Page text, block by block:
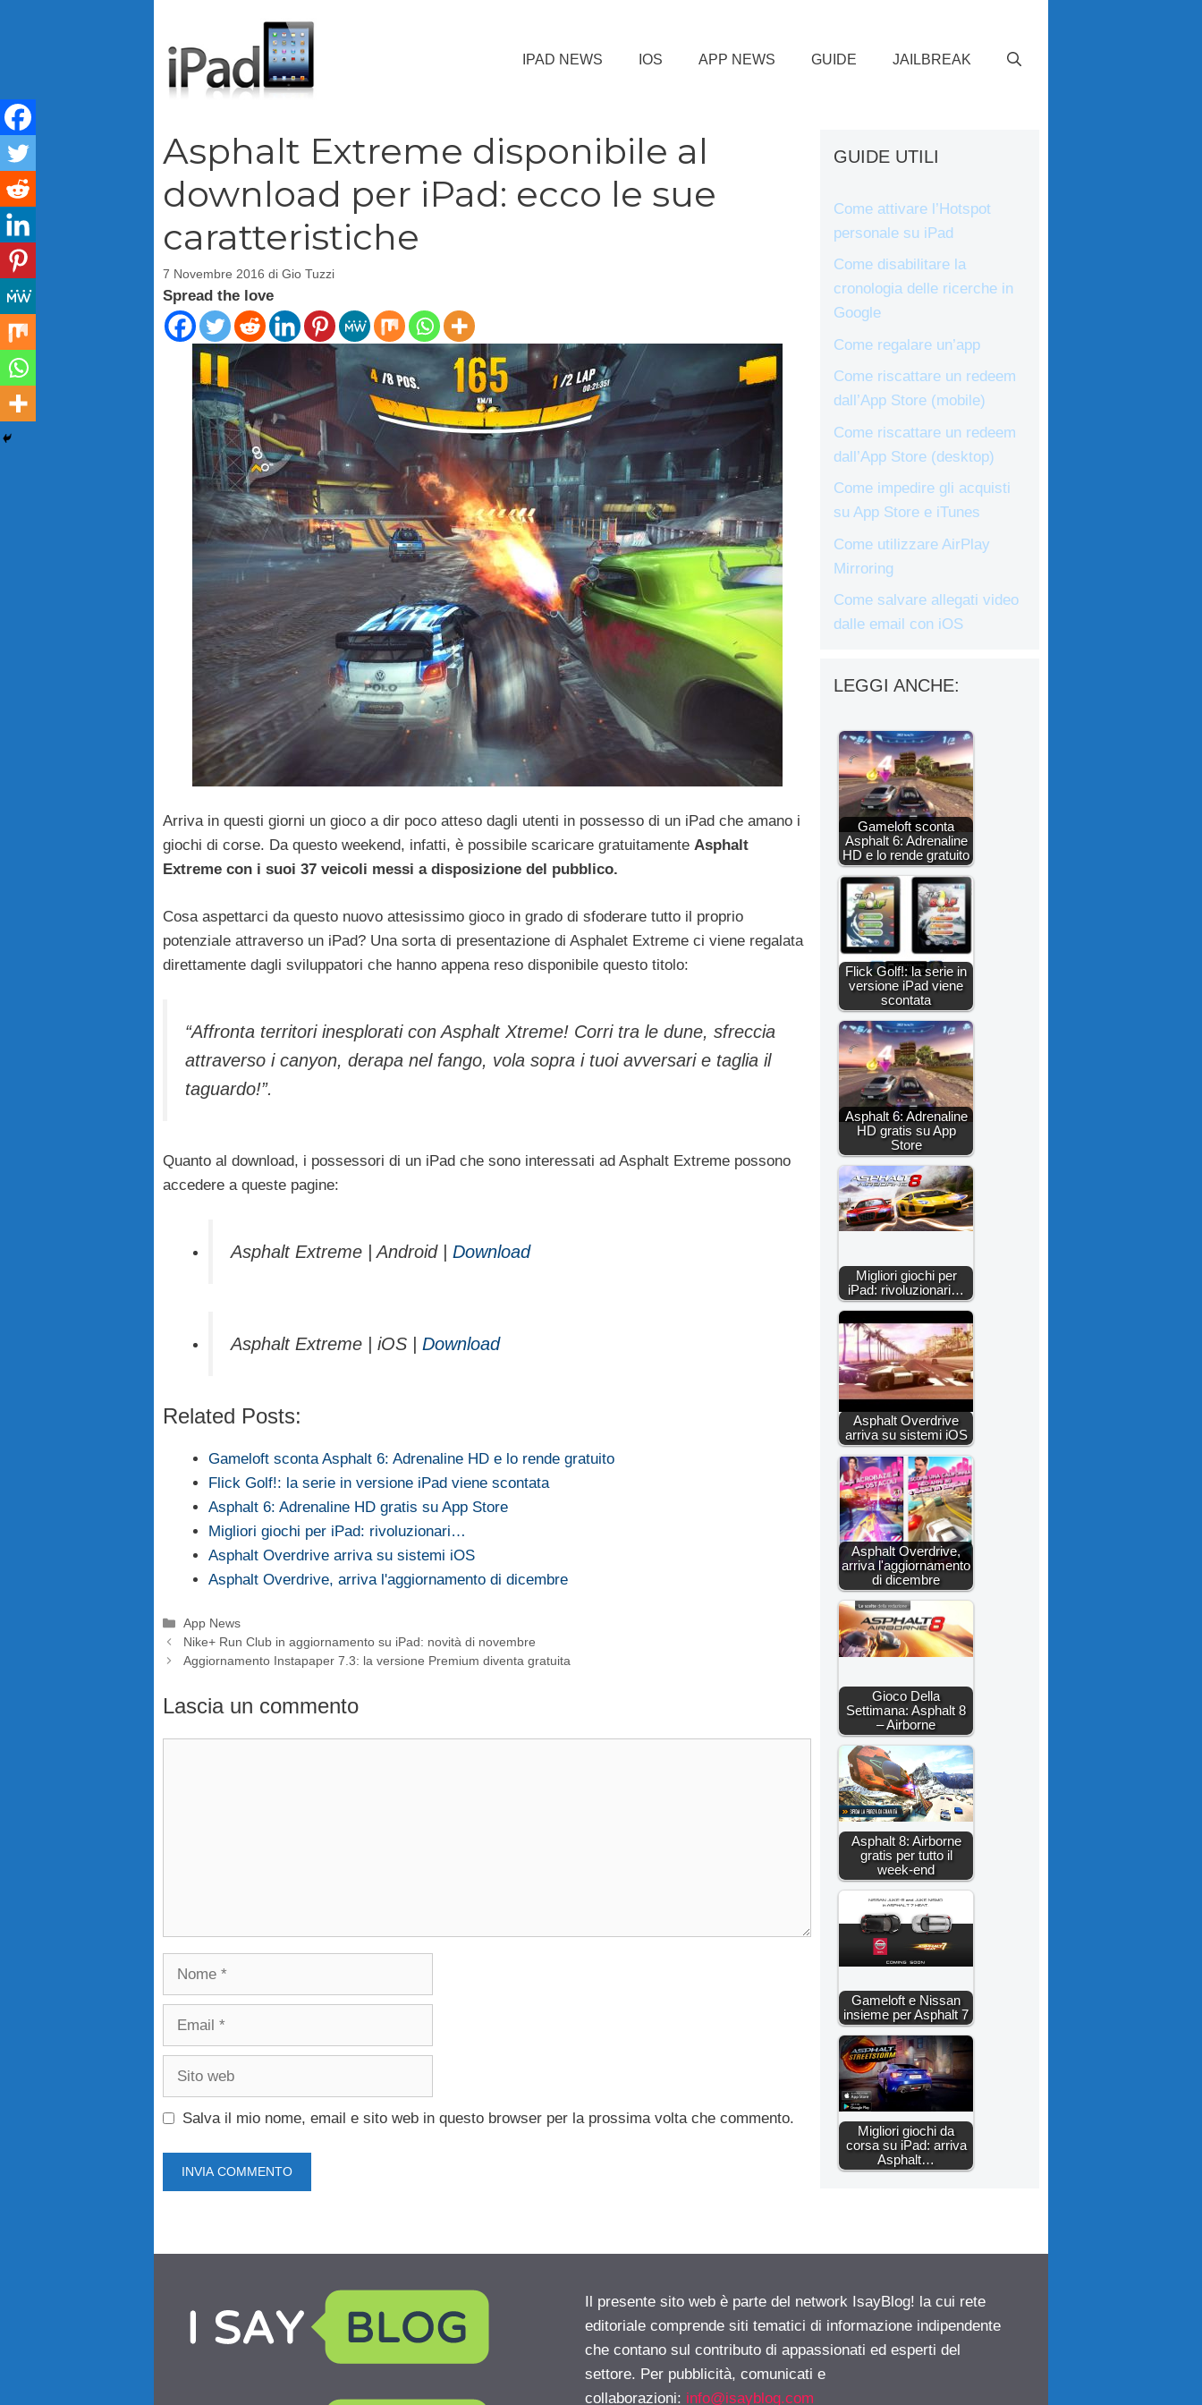
IPAD NEWS IOS APP NEWS GUIDE JAILBREAK
Asphalt Extreme disponibile al
download per iPad: ecco le sue
caratteristiche
7 Novembre 2016 di Gio Tuzzi
Spread the love
Arriva in questi giorni un gioco a dir poco atteso dagli utenti in possesso di un iPad che amano i
giochi di corse. Da questo weekend, infatti, è possibile scaricare gratuitamente Asphalt
Extreme con i suoi 37 veicoli messi a disposizione del pubblico.
Cosa aspettarci da questo nuovo attesissimo gioco in grado di sfoderare tutto il proprio
potenziale attraverso un iPad? Una sorta di presentazione di Asphalet Extreme ci viene regalata
direttamente dagli sviluppatori che hanno appena reso disponibile questo titolo:
“Affronta territori inesplorati con Asphalt Xtreme! Corri tra le dune, sfreccia
attraverso i canyon, derapa nel fango, vola sopra i tuoi avversari e taglia il
taguardo!”.
Quanto al download, i possessori di un iPad che sono interessati ad Asphalt Extreme possono
accedere a queste pagine:
Asphalt Extreme | Android | Download
Asphalt Extreme | iOS | Download
Related Posts:
Gameloft sconta Asphalt 6: Adrenaline HD e lo rende gratuito
Flick Golf!: la serie in versione iPad viene scontata
Asphalt 6: Adrenaline HD gratis su App Store
Migliori giochi per iPad: rivoluzionari…
Asphalt Overdrive arriva su sistemi iOS
Asphalt Overdrive, arriva l'aggiornamento di dicembre
Categorie
App News
Nike+ Run Club in aggiornamento su iPad: novità di novembre
Aggiornamento Instapaper 7.3: la versione Premium diventa gratuita
Lascia un commento
Salva il mio nome, email e sito web in questo browser per la prossima volta che commento.
GUIDE UTILI
Come attivare l’Hotspot
personale su iPad
Come disabilitare la
cronologia delle ricerche in
Google
Come regalare un’app
Come riscattare un redeem
dall’App Store (mobile)
Come riscattare un redeem
dall’App Store (desktop)
Come impedire gli acquisti
su App Store e iTunes
Come utilizzare AirPlay
Mirroring
Come salvare allegati video
dalle email con iOS
LEGGI ANCHE:
Gameloft sconta
Asphalt 6: Adrenaline
HD e lo rende gratuito
Flick Golf!: la serie in
versione iPad viene
scontata
Asphalt 6: Adrenaline
HD gratis su App
Store
Migliori giochi per
iPad: rivoluzionari…
Asphalt Overdrive
arriva su sistemi iOS
Asphalt Overdrive,
arriva l'aggiornamento
di dicembre
Gioco Della
Settimana: Asphalt 8
– Airborne
Asphalt 8: Airborne
gratis per tutto il
week-end
Gameloft e Nissan
insieme per Asphalt 7
Migliori giochi da
corsa su iPad: arriva
Asphalt…
Il presente sito web è parte del network IsayBlog! la cui rete
editoriale comprende siti tematici di informazione indipendente
che contano sul contributo di appassionati ed esperti del
settore. Per pubblicità, comunicati e
collaborazioni: info@isayblog.com